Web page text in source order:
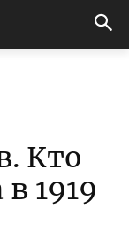
Кто
1919